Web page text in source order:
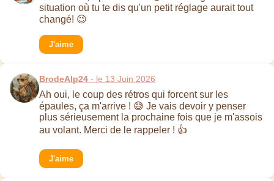
situation où tu te dis qu'un petit réglage aurait tout
changé! 😉
J'aime
BrodeAlp24 - le 13 Juin 2026
Ah oui, le coup des rétros qui forcent sur les
épaules, ça m'arrive ! 😅 Je vais devoir y penser
plus sérieusement la prochaine fois que je m'assois
au volant. Merci de le rappeler ! 👍
J'aime